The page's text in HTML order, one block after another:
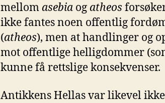
mellom asebia og atheos
ikke fantes noen offentlig
(atheos), men at handlinger og
mot offentlige helligdommer
kunne få rettslige konsekvenser.
Antikkens Hellas var likevel